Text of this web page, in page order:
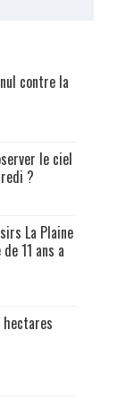
contre la
le ciel
?
La Plaine
11 ans a
hectares